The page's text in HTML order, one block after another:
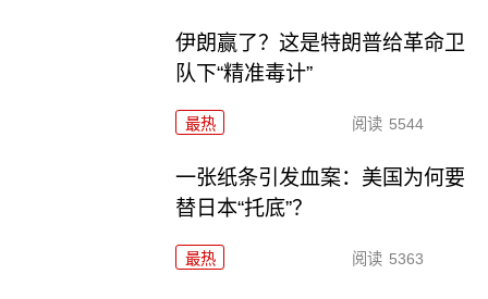
伊朗赢了？这是特朗普给革命卫
队下“精准毒计”
最热 阅读 5544
一张纸条引发血案：美国为何要
替日本“托底”？
最热 阅读 5363